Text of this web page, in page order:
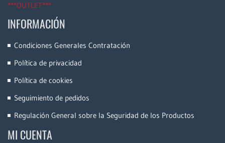
***OUTLET***
INFORMACIÓN
Condiciones Generales Contratación
Política de privacidad
Política de cookies
Seguimiento de pedidos
Regulación General sobre la Seguridad de los Productos
MI CUENTA